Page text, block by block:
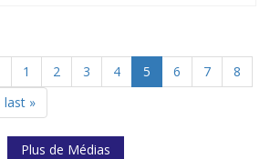
1 2 3 4 5 6 7
8
last »
Plus de Médias